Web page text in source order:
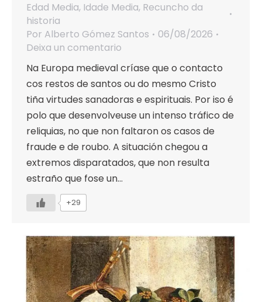
Edad Media, Idade Media, Recuncho da
historia
Por Alberto Gómez Santos
06/08/2026
Deixa un comentario
Na Europa medieval críase que o contacto
cos restos de santos ou do mesmo Cristo
tiña virtudes sanadoras e espirituais. Por iso é
polo que desenvolveuse un intenso tráfico de
reliquias, no que non faltaron os casos de
fraude e de roubo. A situación chegou a
extremos disparatados, que non resulta
estraño que fose un…
+29